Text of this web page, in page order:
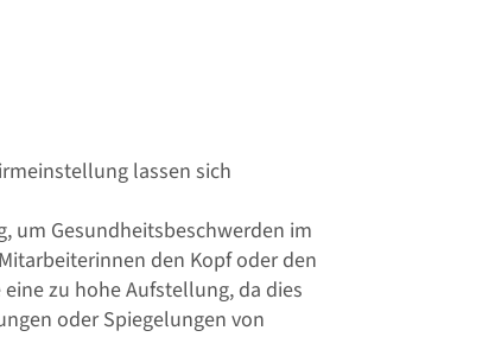
lassen sich
um Gesundheitsbeschwerden im
den Kopf oder den
zu hohe Aufstellung, da dies
oder Spiegelungen von